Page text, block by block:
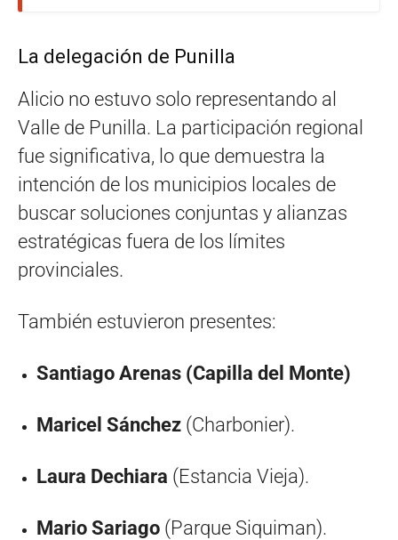
La delegación de Punilla
Alicio no estuvo solo representando al
Valle de Punilla. La participación regional
fue significativa, lo que demuestra la
intención de los municipios locales de
buscar soluciones conjuntas y alianzas
estratégicas fuera de los límites
provinciales.
También estuvieron presentes:
Santiago Arenas (Capilla del Monte)
Maricel Sánchez (Charbonier).
Laura Dechiara (Estancia Vieja).
Mario Sariago (Parque Siquiman).